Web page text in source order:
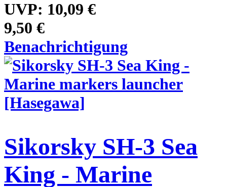
UVP: 10,09 €
9,50 €
Benachrichtigung
Sikorsky SH-3 Sea
King - Marine